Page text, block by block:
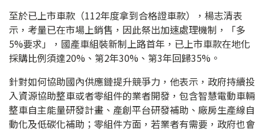
至於已上市車款（112年度拿到合格證車款），楊志清表
示，考量已在市場上銷售，因此祭出加速處理機制，「多
5%要求」，國產車組裝新制上路首年，已上市車款在地化
採購比例須達20%、第2年30%、第3年回歸35%。
針對如何協助國內供應鏈提升競爭力，他表示，政府持續投
入資源協助整車或者零組件的業者開發，包含智慧電動車輛
整車自主能量研發計畫、產創平台研發補助、廠房生產線自
動化及低碳化補助；零組件方面，若業者有需要，政府也會